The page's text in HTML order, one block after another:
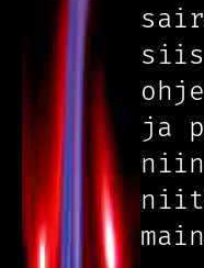
siis
ja